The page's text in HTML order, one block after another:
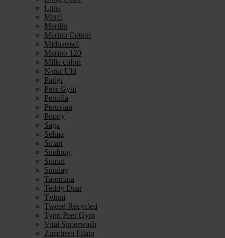
Luna
Merci
Merilin
Merino Cotton
Midnatssol
Merino 120
Mille colori
Natur Uld
Parigi
Peer Gynt
Pernilla
Peruvian
Poppy
Saga
Selma
Smart
Snefnug
Spinni
Sunday
Taormina
Teddy Dear
Tvinni
Tweed Recycled
Tynn Peer Gynt
Vital Superwash
Zucchero Filato